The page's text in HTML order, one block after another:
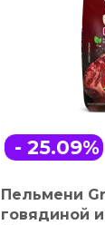
- 25.09%
Пельмени
говядиной